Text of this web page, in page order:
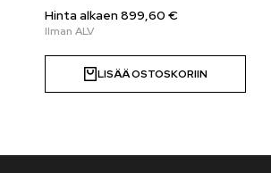
Hinta alkaen899,60 €
LISÄÄ OSTOSKORIIN